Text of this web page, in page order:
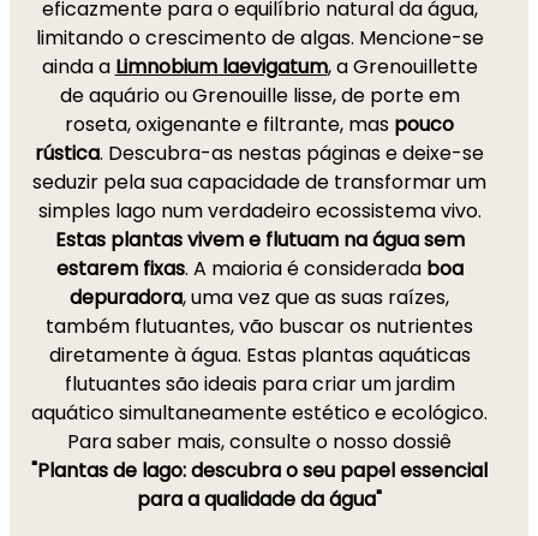
eficazmente para o equilíbrio natural da água,
limitando o crescimento de algas. Mencione-se
ainda a Limnobium laevigatum, a Grenouillette
de aquário ou Grenouille lisse, de porte em
roseta, oxigenante e filtrante, mas pouco
rústica. Descubra-as nestas páginas e deixe-se
seduzir pela sua capacidade de transformar um
simples lago num verdadeiro ecossistema vivo.
Estas plantas vivem e flutuam na água sem
estarem fixas. A maioria é considerada boa
depuradora, uma vez que as suas raízes,
também flutuantes, vão buscar os nutrientes
diretamente à água. Estas plantas aquáticas
flutuantes são ideais para criar um jardim
aquático simultaneamente estético e ecológico.
Para saber mais, consulte o nosso dossiê
"Plantas de lago: descubra o seu papel essencial
para a qualidade da água"